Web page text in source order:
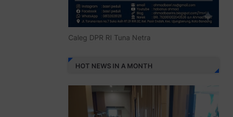
Caleg DPR RI Tuna Netra
HOT NEWS IN A MONTH